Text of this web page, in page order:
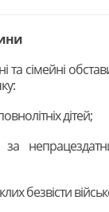
сімейні
дітей;
за
безвісти